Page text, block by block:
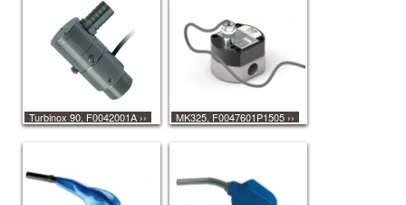
Turbinox 90, F0042001A ›› MK325, F0047601P1505 ››